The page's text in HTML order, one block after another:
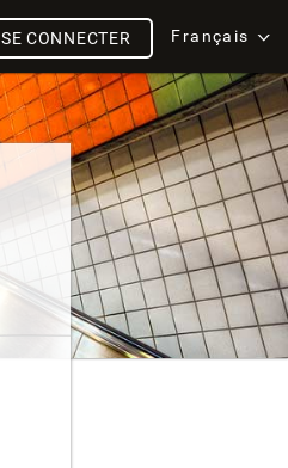
Français
SE CONNECTER